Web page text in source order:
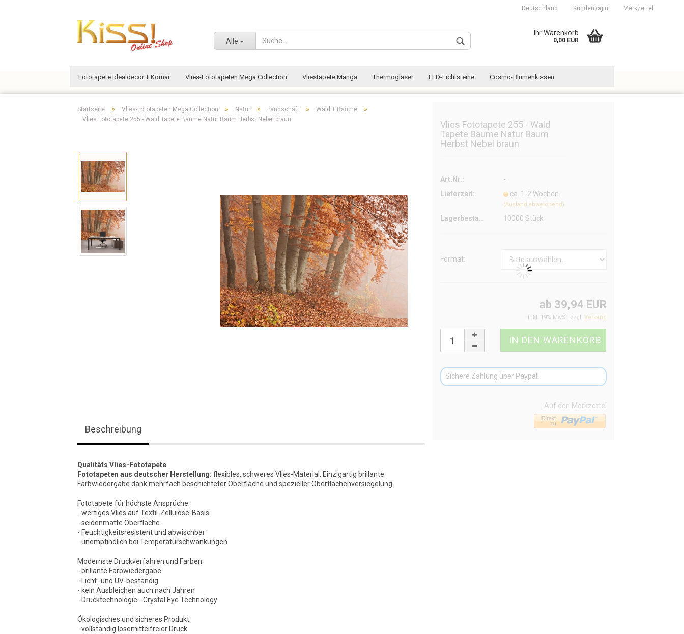
Deutschland
Wohnort
Kundenlogin Merkzettel
Alle
Ihr Warenkorb
0,00 EUR
Fototapete Idealdecor + Komar Vlies-Fototapeten Mega Collection Vliestapete Manga Thermogläser LED-Lichtsteine Cosmo-Blumenkissen
Startseite » Vlies-Fototapeten Mega Collection » Natur » Landschaft » Wald + Bäume »
Vlies Fototapete 255 - Wald Tapete Bäume Natur Baum Herbst Nebel braun
Vlies Fototapete 255 - Wald
Tapete Bäume Natur Baum
Herbst Nebel braun
Art.Nr.:
-
Lieferzeit:
ca. 1-2 Wochen
(Ausland abweichend)
10000Stück
Format:
ab 39,94 EUR
inkl. 19% MwSt. zzgl. Versand
Sichere Zahlung über Paypal!
Auf den Merkzettel
Beschreibung
Qualitäts Vlies-Fototapete
Fototapeten aus deutscher Herstellung: flexibles, schweres Vlies-Material. Einzigartig brillante
Farbwiedergabe dank mehrfach beschichteter Oberfläche und spezieller Oberflächenversiegelung.
Fototapete für höchste Ansprüche:
- wertiges Vlies auf Textil-Zellulose-Basis
- seidenmatte Oberfläche
- Feuchtigkeitsresistent und abwischbar
- unempfindlich bei Temperaturschwankungen
Modernste Druckverfahren und Farben:
- brillante Farbwiedergabe
- Licht- und UV-beständig
- kein Ausbleichen auch nach Jahren
- Drucktechnologie - Crystal Eye Technology
Ökologisches und sicheres Produkt:
- vollständig lösemittelfreier Druck